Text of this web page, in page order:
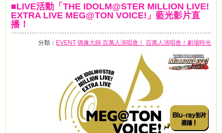
■LIVE活動「THE IDOLM@STER MILLION LIVE!
EXTRA LIVE MEG@TON VOICE!」藍光影片直
播！
分類： EVENT 偶像大師 百萬人演唱會！ 百萬人演唱會！劇場時光